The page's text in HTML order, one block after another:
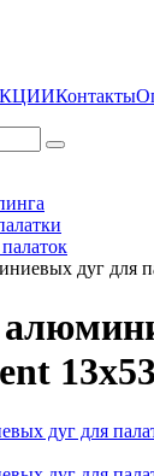
Контакты
дуг для